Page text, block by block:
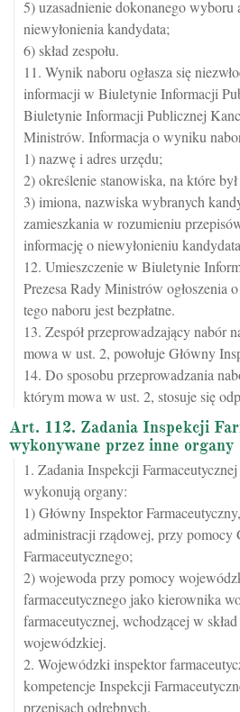
5) uzasadnienie dokonanego wyboru
niewyłonienia kandydata;
6) skład zespołu.
11. Wynik naboru ogłasza się
informacji w Biuletynie Informacji
Biuletynie Informacji Publicznej
Ministrów. Informacja o wyniku
1) nazwę i adres urzędu;
2) określenie stanowiska, na które
3) imiona, nazwiska wybranych
zamieszkania w rozumieniu
informację o niewyłonieniu
12. Umieszczenie w Biuletynie
Prezesa Rady Ministrów ogłoszenia
tego naboru jest bezpłatne.
13. Zespół przeprowadzający nabór
mowa w ust. 2, powołuje Główny
14. Do sposobu przeprowadzania
którym mowa w ust. 2, stosuje się
Art. 112. Zadania Inspekcji
wykonywane przez inne organy
1. Zadania Inspekcji
wykonują organy:
1) Główny Inspektor
administracji rządowej, przy pomocy
Farmaceutycznego;
2) wojewoda przy pomocy
farmaceutycznego jako kierownika
farmaceutycznej, wchodzącej w
wojewódzkiej.
2. Wojewódzki inspektor
kompetencje Inspekcji
przepisach odrębnych.